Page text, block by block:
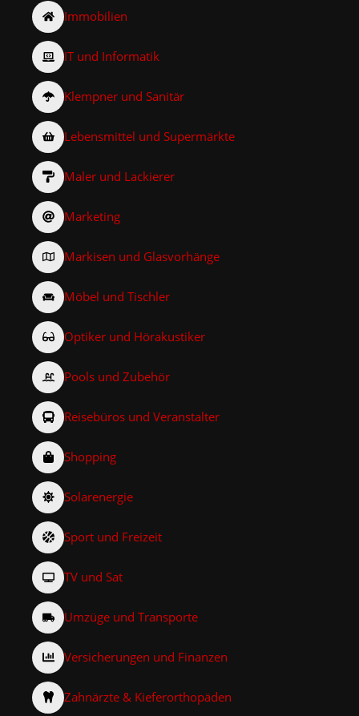
Immobilien
IT und Informatik
Klempner und Sanitär
Lebensmittel und Supermärkte
Maler und Lackierer
Marketing
Markisen und Glasvorhänge
Möbel und Tischler
Optiker und Hörakustiker
Pools und Zubehör
Reisebüros und Veranstalter
Shopping
Solarenergie
Sport und Freizeit
TV und Sat
Umzüge und Transporte
Versicherungen und Finanzen
Zahnärzte & Kieferorthopäden